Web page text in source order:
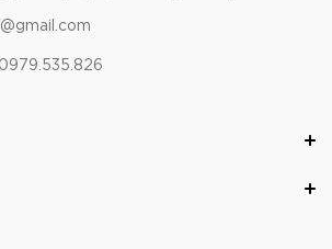
0979.535.826